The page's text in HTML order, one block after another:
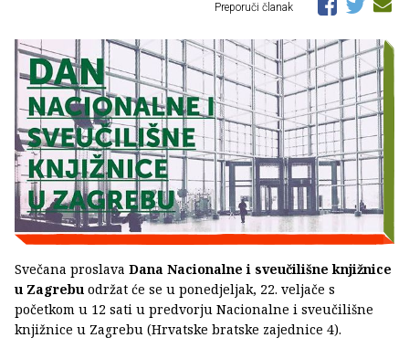
Preporuči članak
Svečana proslava Dana Nacionalne i sveučilišne knjižnice
u Zagrebu održat će se u ponedjeljak, 22. veljače s
početkom u 12 sati u predvorju Nacionalne i sveučilišne
knjižnice u Zagrebu (Hrvatske bratske zajednice 4).